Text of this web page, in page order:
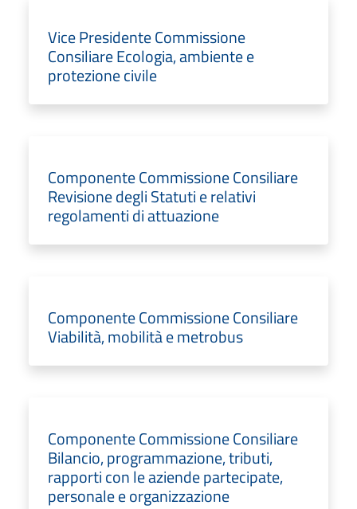
Vice Presidente Commissione
Consiliare Ecologia, ambiente e
protezione civile
Componente Commissione Consiliare
Revisione degli Statuti e relativi
regolamenti di attuazione
Componente Commissione Consiliare
Viabilità, mobilità e metrobus
Componente Commissione Consiliare
Bilancio, programmazione, tributi,
rapporti con le aziende partecipate,
personale e organizzazione